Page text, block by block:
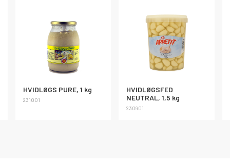
HVIDLØGS PURE, 1 kg
231001
HVIDLØGSFED
NEUTRAL, 1,5 kg
230901